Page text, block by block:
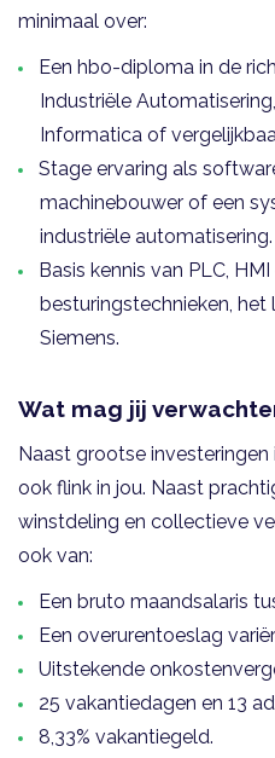
minimaal over:
Een hbo-diploma in de
Industriële
Informatica of
Stage ervaring als
machinebouwer of een
industriële automatisering.
Basis kennis van PLC,
besturingstechnieken,
Siemens.
Wat mag jij
Naast grootse
ook flink in jou. Naast
winstdeling en collectieve
ook van:
Een bruto maandsalaris
Een overurentoeslag
Uitstekende
25 vakantiedagen en 13
8,33% vakantiegeld.